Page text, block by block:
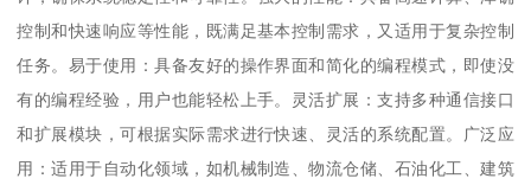
控制和快速响应等性能，既满足基本控制需求，又适用于复杂控制
任务。易于使用：具备友好的操作界面和简化的编程模式，即使没
有的编程经验，用户也能轻松上手。灵活扩展：支持多种通信接口
和扩展模块，可根据实际需求进行快速、灵活的系统配置。广泛应
用：适用于自动化领域，如机械制造、物流仓储、石油化工、建筑